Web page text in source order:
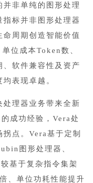
非单纯的图形处理
标并非图形处理器
周期创造智能价值
位成本Token数、
软件兼容性及资产
表现卓越。
处理器业务带来全新
成功经验，Vera处
点。Vera基于定制
图形处理器、
基于复杂指令集架
、单位功耗性能提升